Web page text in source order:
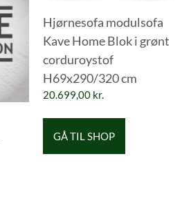
Hjørnesofa modulsofa
Kave Home Blok i grønt
corduroystof
H69x290/320 cm
20.699,00 kr.
GÅ TIL SHOP